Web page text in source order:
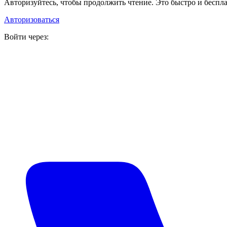
Авторизуйтесь, чтобы продолжить чтение. Это быстро и
Авторизоваться
Войти через: